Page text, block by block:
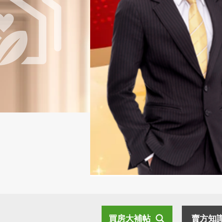
買房大補帖 賣方知